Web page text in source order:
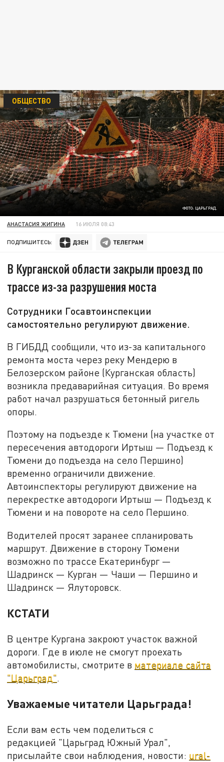
ФОТО: ЦАРЬГРАД.
ОБЩЕСТВО
АНАСТАСИЯ ЖИГИНА 16 ИЮЛЯ 08:43
ПОДПИШИТЕСЬ:
В Курганской области закрыли проезд по
трассе из-за разрушения моста
Сотрудники Госавтоинспекции
самостоятельно регулируют движение.
В ГИБДД сообщили, что из-за капитального
ремонта моста через реку Мендерю в
Белозерском районе (Курганская область)
возникла предаварийная ситуация. Во время
работ начал разрушаться бетонный ригель
опоры.
Поэтому на подъезде к Тюмени (на участке от
пересечения автодороги Иртыш — Подъезд к
Тюмени до подъезда на село Першино)
временно ограничили движение.
Автоинспекторы регулируют движение на
перекрестке автодороги Иртыш — Подъезд к
Тюмени и на повороте на село Першино.
Водителей просят заранее спланировать
маршрут. Движение в сторону Тюмени
возможно по трассе Екатеринбург —
Шадринск — Курган — Чаши — Першино и
Шадринск — Ялуторовск.
КСТАТИ
В центре Кургана закроют участок важной
дороги. Где в июле не смогут проехать
автомобилисты, смотрите в материале сайта
"Царьград".
Уважаемые читатели Царьграда!
Если вам есть чем поделиться с
редакцией "Царьград Южный Урал",
присылайте свои наблюдения, новости: ural-